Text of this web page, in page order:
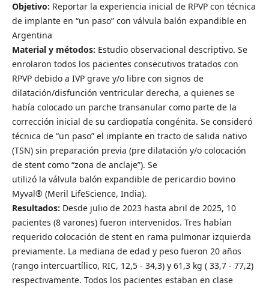
Objetivo: Reportar la experiencia inicial de RPVP con técnica
de implante en “un paso” con válvula balón expandible en
Argentina
Material y métodos: Estudio observacional descriptivo. Se
enrolaron todos los pacientes consecutivos tratados con
RPVP debido a IVP grave y/o libre con signos de
dilatación/disfunción ventricular derecha, a quienes se
había colocado un parche transanular como parte de la
corrección inicial de su cardiopatía congénita. Se consideró
técnica de “un paso” el implante en tracto de salida nativo
(TSN) sin preparación previa (pre dilatación y/o colocación
de stent como “zona de anclaje”). Se
utilizó la válvula balón expandible de pericardio bovino
Myval® (Meril LifeScience, India).
Resultados: Desde julio de 2023 hasta abril de 2025, 10
pacientes (8 varones) fueron intervenidos. Tres habían
requerido colocación de stent en rama pulmonar izquierda
previamente. La mediana de edad y peso fueron 20 años
(rango intercuartílico, RIC, 12,5 - 34,3) y 61,3 kg ( 33,7 - 77,2)
respectivamente. Todos los pacientes estaban en clase